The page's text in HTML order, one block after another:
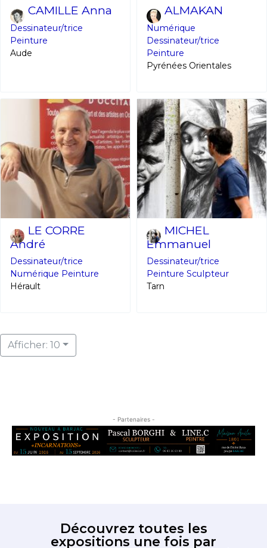
CAMILLE Anna
Dessinateur/trice
Peinture
Aude
ALMAKAN
Numérique
Dessinateur/trice
Peinture
Pyrénées Orientales
LE CORRE
André
Dessinateur/trice
Numérique Peinture
Hérault
MICHEL
Emmanuel
Dessinateur/trice
Peinture Sculpteur
Tarn
Afficher: 10
- Partenaires -
Découvrez toutes les
expositions une fois par